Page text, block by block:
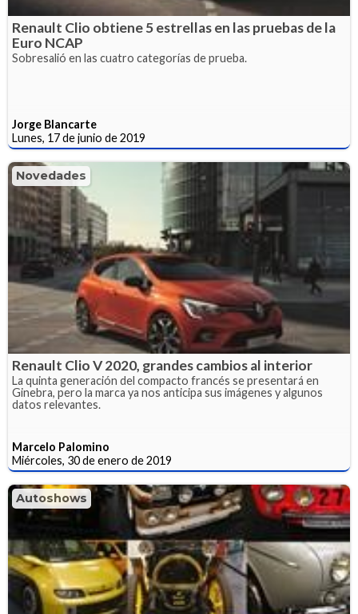
Renault Clio obtiene 5 estrellas en las pruebas de la
Euro NCAP
Sobresalió en las cuatro categorías de prueba.
Jorge Blancarte
Lunes, 17 de junio de 2019
Novedades
Renault Clio V 2020, grandes cambios al interior
La quinta generación del compacto francés se presentará en
Ginebra, pero la marca ya nos anticipa sus imágenes y algunos
datos relevantes.
Marcelo Palomino
Miércoles, 30 de enero de 2019
Autoshows